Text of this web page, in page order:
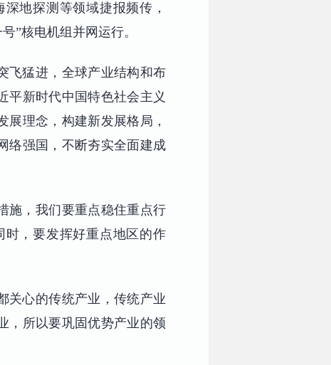
地探测等领域捷报频传，
”核电机组并网运行。
飞猛进，全球产业结构和布
平新时代中国特色社会主义
理念，构建新发展格局，
络强国，不断夯实全面建成
施，我们要重点稳住重点行
时，要发挥好重点地区的作
关心的传统产业，传统产业
，所以要巩固优势产业的领